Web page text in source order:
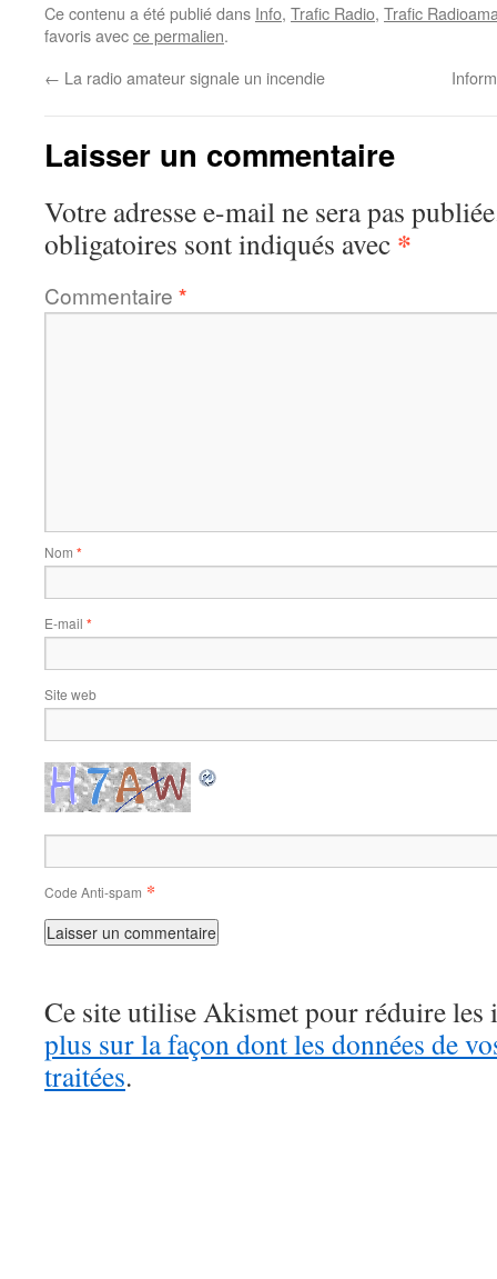
Ce contenu a été publié dans Info, Trafic Radio, Trafic
favoris avecce permalien.
← La radio amateur signale un incendie
Laisser un commentaire
Votre adresse e-mail ne sera pas
obligatoires sont indiqués avec *
Commentaire *
Nom *
E-mail *
Site web
Code Anti-spam *
Ce site utilise Akismet pour réduire les
plus sur la façon dont les données de
traitées.